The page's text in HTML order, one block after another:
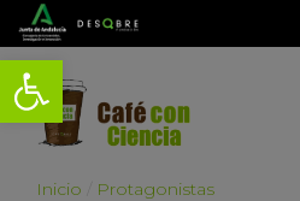
Abrir barra de herramientas
Inicio Protagonistas